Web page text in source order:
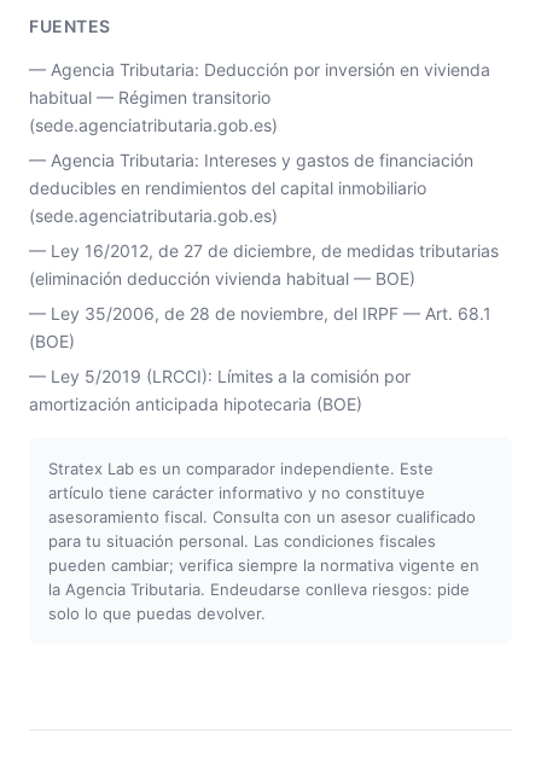
FUENTES
— Agencia Tributaria: Deducción por inversión en vivienda
habitual — Régimen transitorio
(sede.agenciatributaria.gob.es)
— Agencia Tributaria: Intereses y gastos de financiación
deducibles en rendimientos del capital inmobiliario
(sede.agenciatributaria.gob.es)
— Ley 16/2012, de 27 de diciembre, de medidas tributarias
(eliminación deducción vivienda habitual — BOE)
— Ley 35/2006, de 28 de noviembre, del IRPF — Art. 68.1
(BOE)
— Ley 5/2019 (LRCCI): Límites a la comisión por
amortización anticipada hipotecaria (BOE)
Stratex Lab es un comparador independiente. Este
artículo tiene carácter informativo y no constituye
asesoramiento fiscal. Consulta con un asesor cualificado
para tu situación personal. Las condiciones fiscales
pueden cambiar; verifica siempre la normativa vigente en
la Agencia Tributaria. Endeudarse conlleva riesgos: pide
solo lo que puedas devolver.